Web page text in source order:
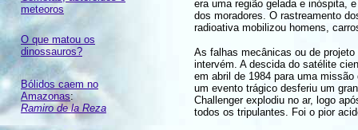
meteoros
O que matou os
dinossauros?
Bólidos caem no
Amazonas:
Ramiro de la Reza
era uma região gelada e inóspita,
dos moradores. O rastreamento
radioativa mobilizou homens,
As falhas mecânicas ou de
intervém. A descida do satélite
em abril de 1984 para uma
um evento trágico desferiu um
Challenger explodiu no ar, logo
todos os tripulantes. Foi o pior